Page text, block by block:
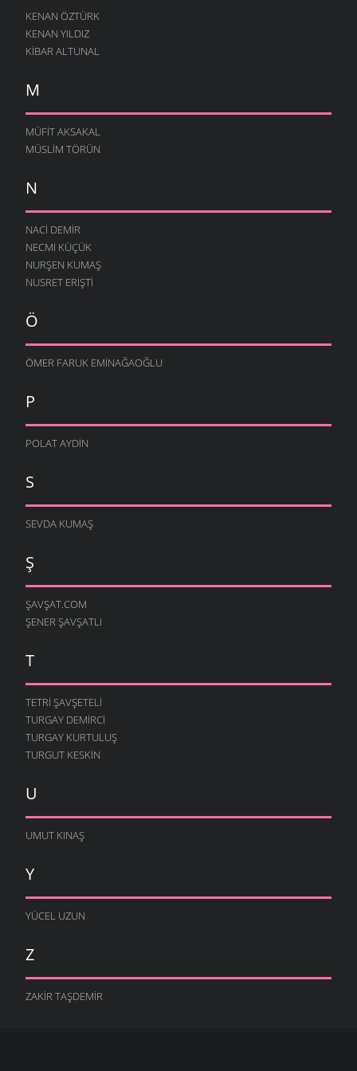
KENAN ÖZTÜRK
KENAN YILDIZ
KIBAR ALTUNAL
M
MÜFIT AKSAKAL
MÜSLIM TÖRÜN
N
NACI DEMIR
NECMI KÜÇÜK
NURŞEN KUMAŞ
NUSRET ERIŞTI
Ö
ÖMER FARUK EMINAĞAOĞLU
P
POLAT AYDIN
S
SEVDA KUMAŞ
Ş
ŞAVŞAT.COM
ŞENER ŞAVŞATLI
T
TETRI ŞAVŞETELI
TURGAY DEMIRCI
TURGAY KURTULUŞ
TURGUT KESKIN
U
UMUT KINAŞ
Y
YÜCEL UZUN
Z
ZAKIR TAŞDEMIR